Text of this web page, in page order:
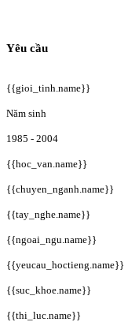
Yêu cầu
{{gioi_tinh.name}}
Năm sinh
1985 - 2004
{{hoc_van.name}}
{{chuyen_nganh.name}}
{{tay_nghe.name}}
{{ngoai_ngu.name}}
{{yeucau_hoctieng.name}}
{{suc_khoe.name}}
{{thi_luc.name}}